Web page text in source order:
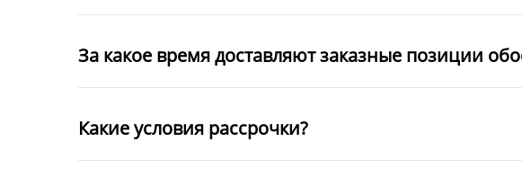
За какое время доставляют заказные позиции
Какие условия рассрочки?